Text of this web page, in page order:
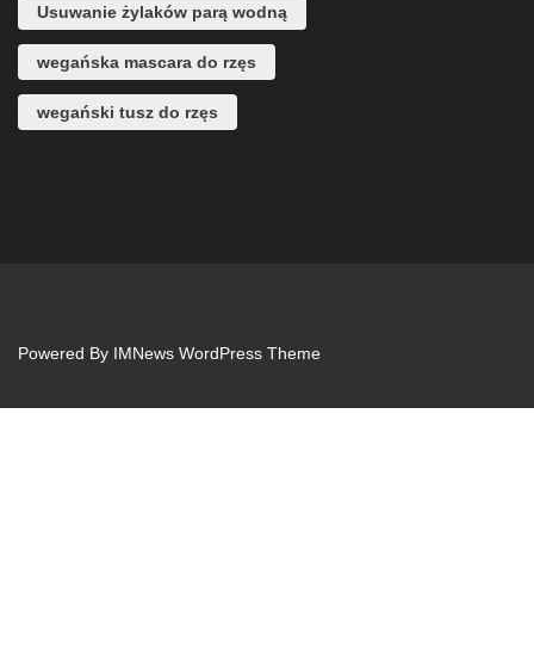
Usuwanie żylaków parą wodną
wegańska mascara do rzęs
wegański tusz do rzęs
Powered By IMNews WordPress Theme